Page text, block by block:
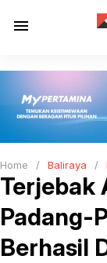
menu
Home / Baliraya /
Terjebak
Padang-
Berhasil